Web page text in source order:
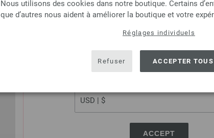
USA - The United States of America
ACCEPT
Nous utilisons des cookies dans notre boutique. Certains
que d’autres nous aident à améliorer la boutique et votre
Réglages individuels
Refuser ACCEPTER TOUS
Aiguille
longueur
9,66 €
11,29 $